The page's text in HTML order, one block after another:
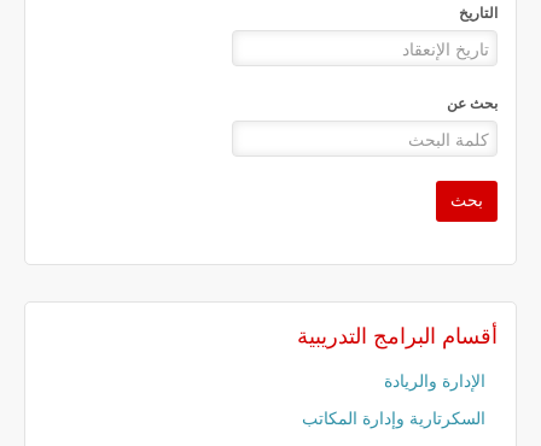
التاريخ
بحث عن
بحث
أقسام البرامج التدريبية
الإدارة والريادة
السكرتارية وإدارة المكاتب